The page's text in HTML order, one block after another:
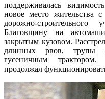
поддерживалась
новое место жительства
дорожно-
Благовщину на
закрытым кузовом.
длинных рвов, трупы
гусеничным трактором.
продолжал